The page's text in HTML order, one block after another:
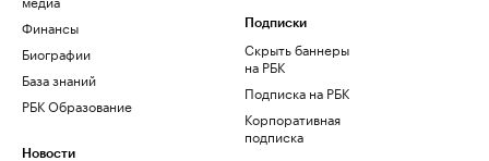
Финансы
Биографии
База знаний
РБК Образование
Новости
Подписки
Скрыть баннеры
на РБК
Подписка на РБК
Корпоративная
подписка